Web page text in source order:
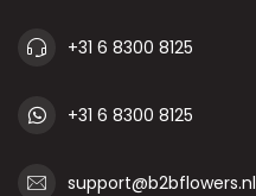
+31 6 8300 8125
+31 6 8300 8125
support@b2bflowers.nl